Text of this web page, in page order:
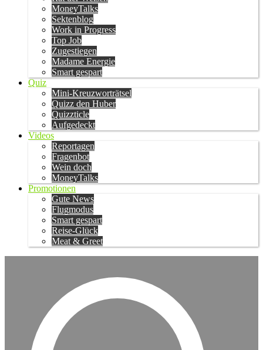
MoneyTalks
Sektenblog
Work in Progress
Top Job
Zugestiegen
Madame Energie
Smart gespart
Quiz
Mini-Kreuzworträtsel
Quizz den Huber
Quizzticle
Aufgedeckt
Videos
Reportagen
Fragenbot
Wein doch
MoneyTalks
Promotionen
Gute News
Flugmodus
Smart gespart
Reise-Glück
Meat & Greet